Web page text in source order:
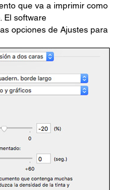
que va a imprimir como
. El software
opciones de Ajustes para